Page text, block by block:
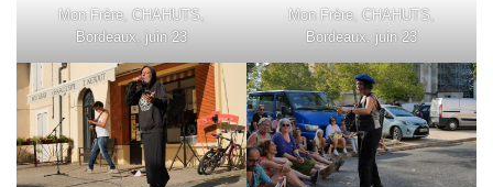
Mon Frère, CHAHUTS,
Bordeaux, juin 23
Mon Frère, CHAHUTS,
Bordeaux, juin 23